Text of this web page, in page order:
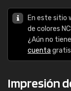
En este sitio
de colores
¿Aún no
cuenta
Impresión